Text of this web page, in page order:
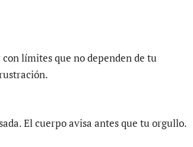
límites que no dependen de tu
El cuerpo avisa antes que tu orgullo.